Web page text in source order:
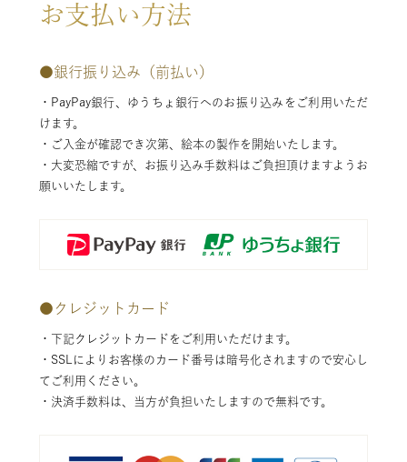
お支払い方法
●銀行振り込み（前払い）
・PayPay銀行、ゆうちょ銀行へのお振り込みをご利用いただ
けます。
・ご入金が確認でき次第、絵本の製作を開始いたします。
・大変恐縮ですが、お振り込み手数料はご負担頂けますようお
願いいたします。
● クレジットカード
・下記クレジットカードをご利用いただけます。
・SSLによりお客様のカード番号は暗号化されますので安心し
てご利用ください。
・決済手数料は、当方が負担いたしますので無料です。